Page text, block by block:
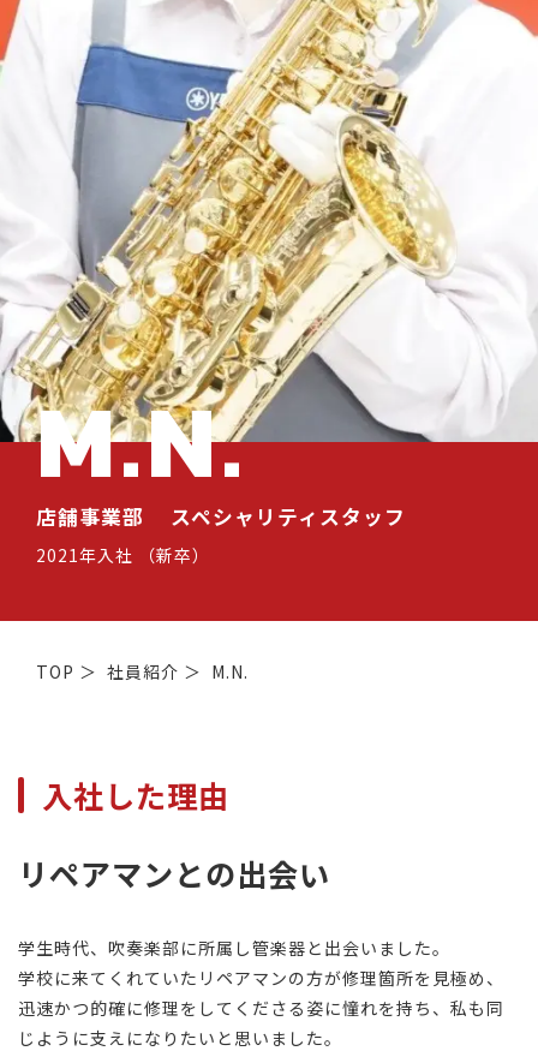
M.N.
店舗事業部 スペシャリティスタッフ
2021年入社 （新卒）
TOP ＞ 社員紹介 ＞ M.N.
入社した理由
リペアマンとの出会い
学生時代、吹奏楽部に所属し管楽器と出会いました。
学校に来てくれていたリペアマンの方が修理箇所を見極め、
迅速かつ的確に修理をしてくださる姿に憧れを持ち、私も同
じように支えになりたいと思いました。